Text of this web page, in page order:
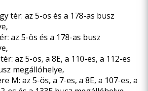
tér: az 5-ös és a 178-as busz
az 5-ös és a 178-as busz
az 5-ös, a 8E, a 110-es, a 112-es
megállóhelye,
M: az 5-ös, a 7-es, a 8E, a 107-es, a